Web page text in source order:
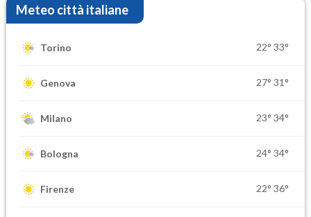
Meteo città italiane
Torino 22° 33°
Genova 27° 31°
Milano 23° 34°
Bologna 24° 34°
Firenze 22° 36°